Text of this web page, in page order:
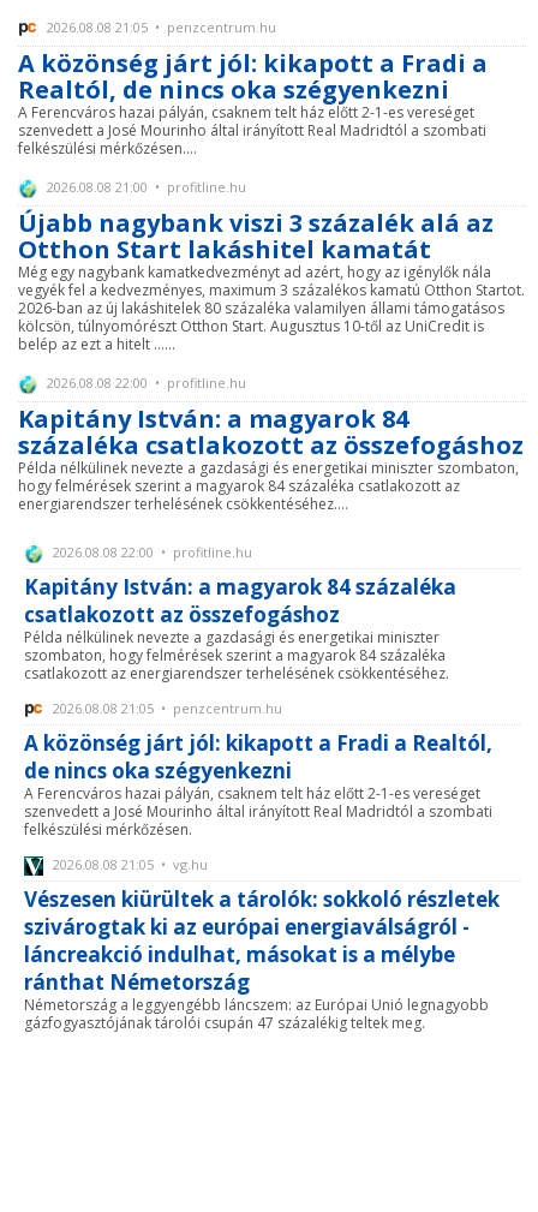
2026.08.08 21:05 • penzcentrum.hu
A közönség járt jól: kikapott a Fradi a
Realtól, de nincs oka szégyenkezni
A Ferencváros hazai pályán, csaknem telt ház előtt 2-1-es vereséget
szenvedett a José Mourinho által irányított Real Madridtól a szombati
felkészülési mérkőzésen....
2026.08.08 21:00 • profitline.hu
Újabb nagybank viszi 3 százalék alá az
Otthon Start lakáshitel kamatát
Még egy nagybank kamatkedvezményt ad azért, hogy az igénylők nála
vegyék fel a kedvezményes, maximum 3 százalékos kamatú Otthon Startot.
2026-ban az új lakáshitelek 80 százaléka valamilyen állami támogatásos
kölcsön, túlnyomórészt Otthon Start. Augusztus 10-től az UniCredit is
belép az ezt a hitelt ......
2026.08.08 22:00 • profitline.hu
Kapitány István: a magyarok 84
százaléka csatlakozott az összefogáshoz
Példa nélkülinek nevezte a gazdasági és energetikai miniszter szombaton,
hogy felmérések szerint a magyarok 84 százaléka csatlakozott az
energiarendszer terhelésének csökkentéséhez....
2026.08.08 22:00 • profitline.hu
Kapitány István: a magyarok 84 százaléka
csatlakozott az összefogáshoz
Példa nélkülinek nevezte a gazdasági és energetikai miniszter
szombaton, hogy felmérések szerint a magyarok 84 százaléka
csatlakozott az energiarendszer terhelésének csökkentéséhez.
2026.08.08 21:05 • penzcentrum.hu
A közönség járt jól: kikapott a Fradi a Realtól,
de nincs oka szégyenkezni
A Ferencváros hazai pályán, csaknem telt ház előtt 2-1-es vereséget
szenvedett a José Mourinho által irányított Real Madridtól a szombati
felkészülési mérkőzésen.
2026.08.08 21:05 • vg.hu
Vészesen kiürültek a tárolók: sokkoló részletek
szivárogtak ki az európai energiaválságról -
láncreakció indulhat, másokat is a mélybe
ránthat Németország
Németország a leggyengébb láncszem: az Európai Unió legnagyobb
gázfogyasztójának tárolói csupán 47 százalékig teltek meg.